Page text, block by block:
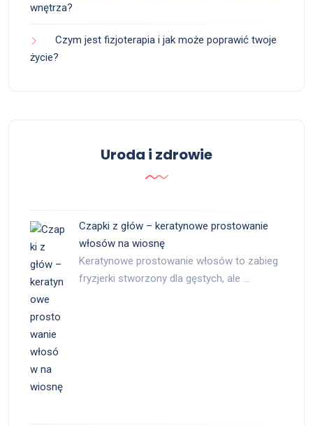
wnętrza?
Czym jest fizjoterapia i jak może poprawić twoje
życie?
Uroda i zdrowie
Czapki z głów – keratynowe prostowanie
włosów na wiosnę
Keratynowe prostowanie włosów to zabieg
fryzjerki stworzony dla gęstych, ale …